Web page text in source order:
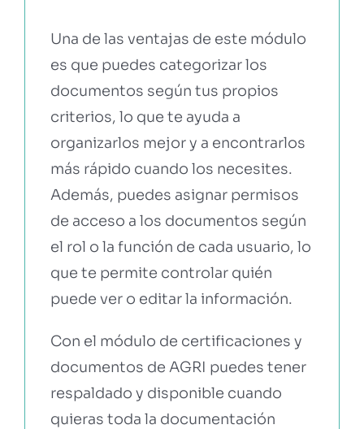
Una de las ventajas de este módulo
es que puedes categorizar los
documentos según tus propios
criterios, lo que te ayuda a
organizarlos mejor y a encontrarlos
más rápido cuando los necesites.
Además, puedes asignar permisos
de acceso a los documentos según
el rol o la función de cada usuario, lo
que te permite controlar quién
puede ver o editar la información.
Con el módulo de certificaciones y
documentos de AGRI puedes tener
respaldado y disponible cuando
quieras toda la documentación